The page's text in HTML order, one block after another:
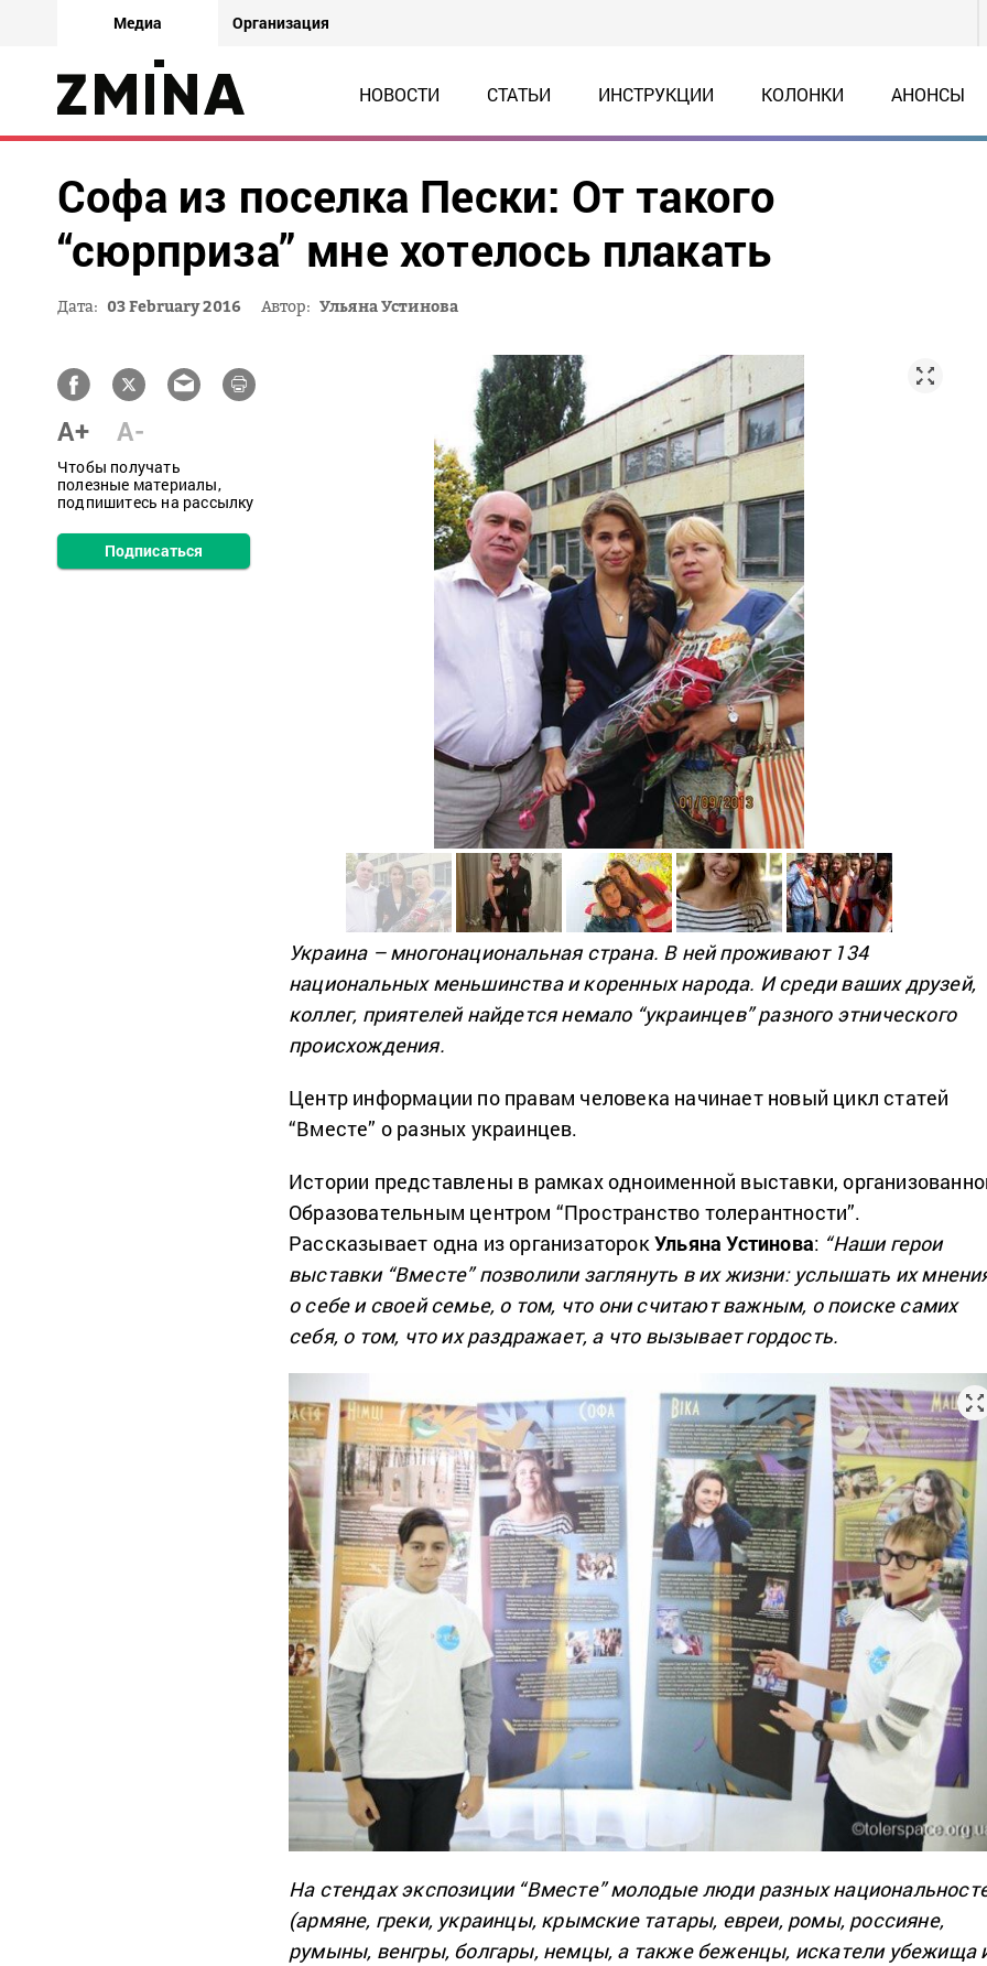
Медиа Организация
НОВОСТИ СТАТЬИ ИНСТРУКЦИИ КОЛОНКИ АНОНСЫ
Софа из поселка Пески: От такого
“сюрприза” мне хотелось плакать
Дата: 03 February 2016 Автор: Ульяна Устинова
A+ A-
Чтобы получать
полезные материалы,
подпишитесь на рассылку
Подписаться
Украина – многонациональная страна. В ней проживают 134
национальных меньшинства и коренных народа. И среди ваших друзей,
коллег, приятелей найдется немало “украинцев” разного этнического
происхождения.
Центр информации по правам человека начинает новый цикл статей
“Вместе” о разных украинцев.
Истории представлены в рамках одноименной выставки,
Образовательным центром “Пространство толерантности”.
Рассказывает одна из организаторокУльяна Устинова: “Наши герои
выставки “Вместе” позволили заглянуть в их жизни: услышать их
о себе и своей семье, о том, что они считают важным, о поиске самих
себя, о том, что их раздражает, а что вызывает гордость.
На стендах экспозиции “Вместе” молодые люди разных
(армяне, греки, украинцы, крымские татары, евреи, ромы, россияне,
румыны, венгры, болгары, немцы, а также беженцы, искатели убежища